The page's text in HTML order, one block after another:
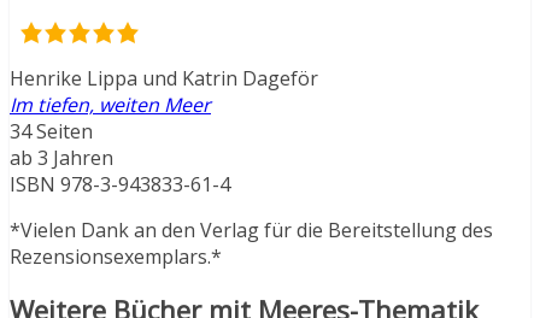
Henrike Lippa und Katrin Dageför
Im tiefen, weiten Meer
34 Seiten
ab 3 Jahren
ISBN 978-3-943833-61-4
*Vielen Dank an den Verlag für die Bereitstellung des
Rezensionsexemplars.*
Weitere Bücher mit Meeres-Thematik